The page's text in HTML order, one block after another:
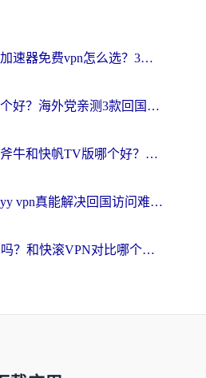
海外党必看：加速器免费vpn怎么选？3步教你无缝访问国内资源
穿梭和巨鲸哪个好？海外党亲测3款回国加速器，教你避开90%的坑
海外党必看：斧牛和快帆TV版哪个好？3分钟选对回国加速器，无缝刷B站、追热剧
海外党必看：yy vpn真能解决回国访问难题？附云极initap测评+免费方案对比
穿梭VPN好用吗？和快滚VPN对比哪个回国效果更好？海外党选回国加速器必看指南